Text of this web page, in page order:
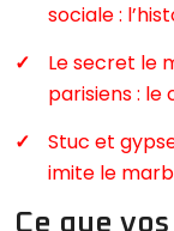
sociale :
Le secret le
parisiens : le
Stuc et
imite le
Ce que